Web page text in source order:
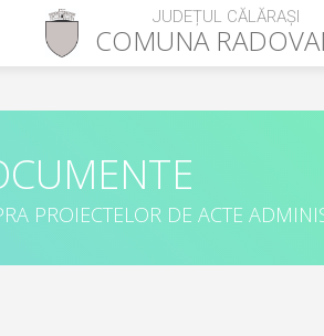
JUDEȚUL CĂLĂRAȘI
COMUNA
PROIECTELOR DE ACTE